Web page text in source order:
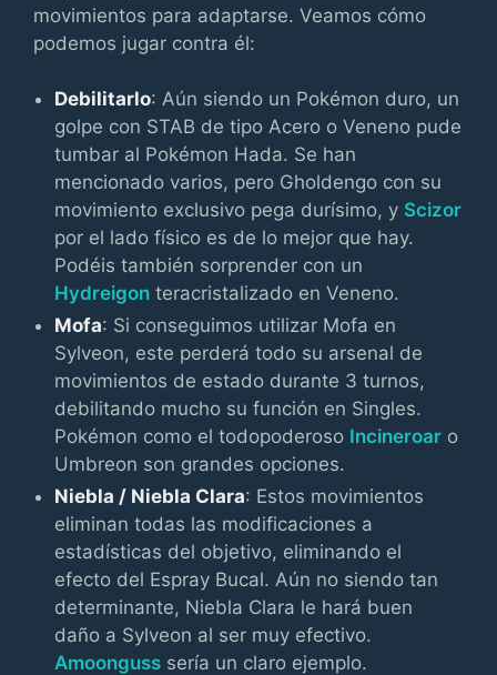
movimientos para adaptarse. Veamos cómo
podemos jugar contra él:
Debilitarlo: Aún siendo un Pokémon duro, un
golpe con STAB de tipo Acero o Veneno pude
tumbar al Pokémon Hada. Se han
mencionado varios, pero Gholdengo con su
movimiento exclusivo pega durísimo, y Scizor
por el lado físico es de lo mejor que hay.
Podéis también sorprender con un
Hydreigon teracristalizado en Veneno.
Mofa: Si conseguimos utilizar Mofa en
Sylveon, este perderá todo su arsenal de
movimientos de estado durante 3 turnos,
debilitando mucho su función en Singles.
Pokémon como el todopoderoso Incineroar o
Umbreon son grandes opciones.
Niebla / Niebla Clara: Estos movimientos
eliminan todas las modificaciones a
estadísticas del objetivo, eliminando el
efecto del Espray Bucal. Aún no siendo tan
determinante, Niebla Clara le hará buen
daño a Sylveon al ser muy efectivo.
Amoonguss sería un claro ejemplo.